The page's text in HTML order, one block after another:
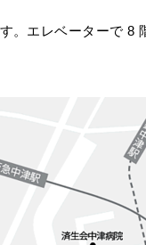
。エレベーターで 8